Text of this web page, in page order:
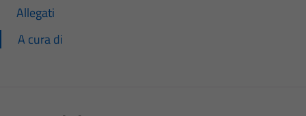
Allegati
A cura di